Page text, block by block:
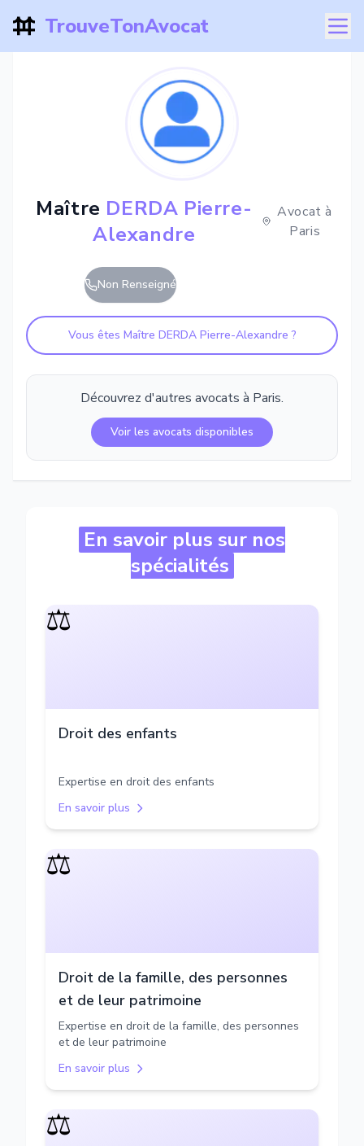
TrouveTonAvocat
Maître DERDA Pierre-
Alexandre
Avocat à
Paris
Non Renseigné
Vous êtes Maître DERDA Pierre-Alexandre ?
Découvrez d'autres avocats à Paris.
Voir les avocats disponibles
En savoir plus sur nos
spécialités
⚖️
Droit des enfants
Expertise en droit des enfants
En savoir plus
⚖️
Droit de la famille, des personnes
et de leur patrimoine
Expertise en droit de la famille, des personnes
et de leur patrimoine
En savoir plus
⚖️